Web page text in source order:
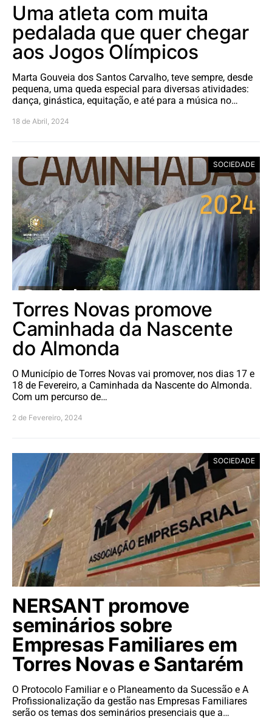
Uma atleta com muita
pedalada que quer chegar
aos Jogos Olímpicos
Marta Gouveia dos Santos Carvalho, teve sempre, desde
pequena, uma queda especial para diversas atividades:
dança, ginástica, equitação, e até para a música no…
18 de Abril, 2024
SOCIEDADE
Torres Novas promove
Caminhada da Nascente
do Almonda
O Município de Torres Novas vai promover, nos dias 17 e
18 de Fevereiro, a Caminhada da Nascente do Almonda.
Com um percurso de…
2 de Fevereiro, 2024
SOCIEDADE
NERSANT promove
seminários sobre
Empresas Familiares em
Torres Novas e Santarém
O Protocolo Familiar e o Planeamento da Sucessão e A
Profissionalização da gestão nas Empresas Familiares
serão os temas dos seminários presenciais que a…